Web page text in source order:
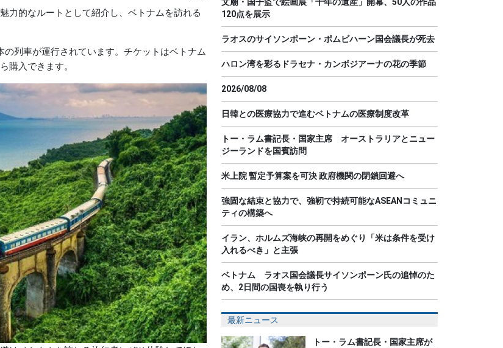
力的なルートとして紹介し、ベトナムを訪れる
列車が運行されています。チケットはベトナム
購入できます。
文廟・国子監で絵画展「千年の遺産」開幕、50人の作品
120点を展示
ラオスのサイソンポーン・ポムビハーン国会議長が死去
ハロン湾を彩るドラセナ・カンボジアーナの花の季節
2026/08/08
日韓との医療協力で進むベトナムの医療制度改革
トー・ラム書記長・国家主席 オーストラリアとニュー
ジーランドを国賓訪問
米上院 暫定予算案を可決 政府機関の閉鎖回避へ
強固な結束と協力で、強靭で持続可能なASEANコミュニ
ティの構築へ
イラン、ホルムズ海峡の再開をめぐり「米は条件を受け
入れるべき」と主張
ベトナム ラオス国会議長サイソンポーン氏の追悼のた
め、2日間の国喪を執り行う
最新ニュース
トー・ラム書記長・国家主席が